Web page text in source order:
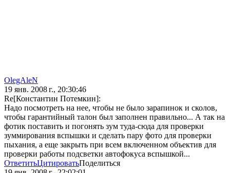
OlegAleN
19 янв. 2008 г., 20:30:46
Re[Константин Потемкин]:
Надо посмотреть на нее, чтобы не было зарапинок и сколов,
чтобы гарантийный талон был заполнен правильно... А так на
фотик поставить и погонять зум туда-сюда для проверки
зуммирования вспышки и сделать пару фото для проверки
пыхания, а еще закрыть при всем включенном объектив для
проверки работы подсветки автофокуса вспышкой...
ОтветитьЦитироватьПоделиться